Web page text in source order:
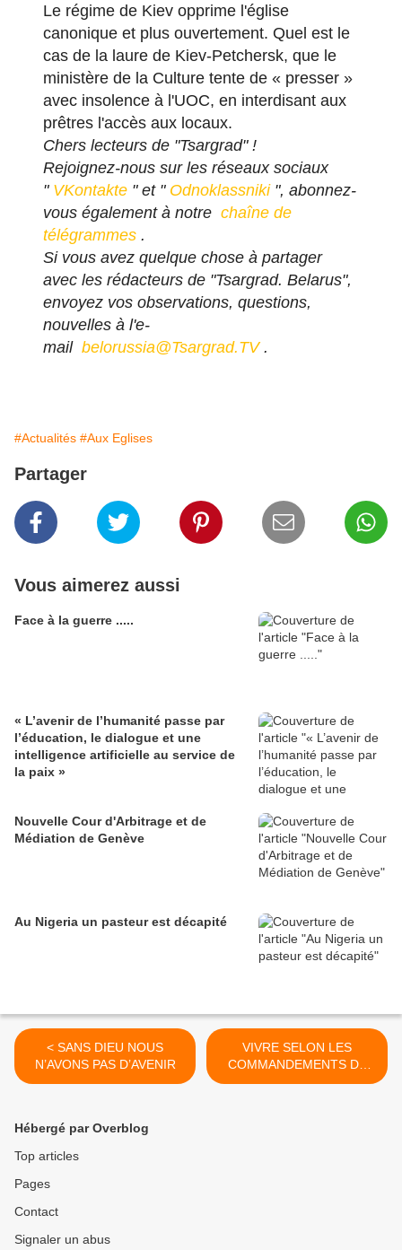
Le régime de Kiev opprime l'église
canonique et plus ouvertement. Quel est le
cas de la laure de Kiev-Petchersk, que le
ministère de la Culture tente de « presser »
avec insolence à l'UOC, en interdisant aux
prêtres l'accès aux locaux.
Chers lecteurs de "Tsargrad" !
Rejoignez-nous sur les réseaux sociaux
" VKontakte " et " Odnoklassniki", abonnez-
vous également à notre chaîne de
télégrammes .
Si vous avez quelque chose à partager
avec les rédacteurs de "Tsargrad. Belarus",
envoyez vos observations, questions,
nouvelles à l'e-
mail belorussia@Tsargrad.TV.
#Actualités #Aux Eglises
Partager
Vous aimerez aussi
Face à la guerre .....
« L’avenir de l’humanité passe par
l’éducation, le dialogue et une
intelligence artificielle au service de
la paix »
Nouvelle Cour d'Arbitrage et de
Médiation de Genève
Au Nigeria un pasteur est décapité
< SANS DIEU NOUS
N’AVONS PAS D’AVENIR
VIVRE SELON LES
COMMANDEMENTS DE
L'AMOUR >
Hébergé par Overblog
Top articles
Pages
Contact
Signaler un abus